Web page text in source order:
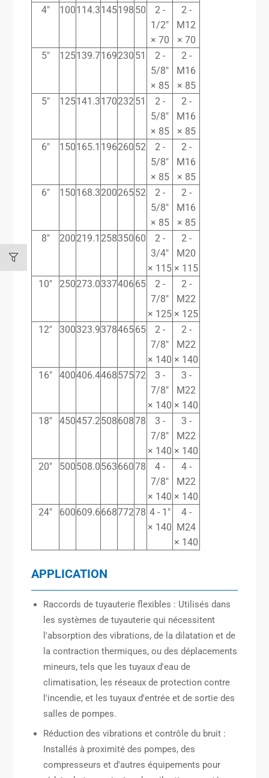
4″
100114.3145198 50
2 -
1/2″
× 70
2 -
M12
× 70
5″
125139.7169230 51
2 -
5/8″
× 85
2 -
M16
× 85
5″
125141.3170232 51
2 -
5/8″
× 85
2 -
M16
× 85
6″
150165.1 196260 52
2 -
5/8″
× 85
2 -
M16
× 85
6″
150168.320026552
2 -
5/8″
× 85
2 -
M16
× 85
8″
200219.1 258350 60
2 -
3/4″
× 115
2 -
M20
× 115
10″
250273.033740665
2 -
7/8″
× 125
2 -
M22
× 125
12″
300323.937846565
2 -
7/8″
× 140
2 -
M22
× 140
16″
400406.446857572
3 -
7/8″
× 140
3 -
M22
× 140
18″
450457.250860878
3 -
7/8″
× 140
3 -
M22
× 140
20″
500508.056366078
4 -
7/8″
× 140
4 -
M22
× 140
24″
600609.666877278 4 - 1″
× 140
4 -
M24
× 140
APPLICATION
Raccords de tuyauterie flexibles : Utilisés dans
les systèmes de tuyauterie qui nécessitent
l'absorption des vibrations, de la dilatation et de
la contraction thermiques, ou des déplacements
mineurs, tels que les tuyaux d'eau de
climatisation, les réseaux de protection contre
l'incendie, et les tuyaux d'entrée et de sortie des
salles de pompes.
Réduction des vibrations et contrôle du bruit :
Installés à proximité des pompes, des
compresseurs et d'autres équipements pour